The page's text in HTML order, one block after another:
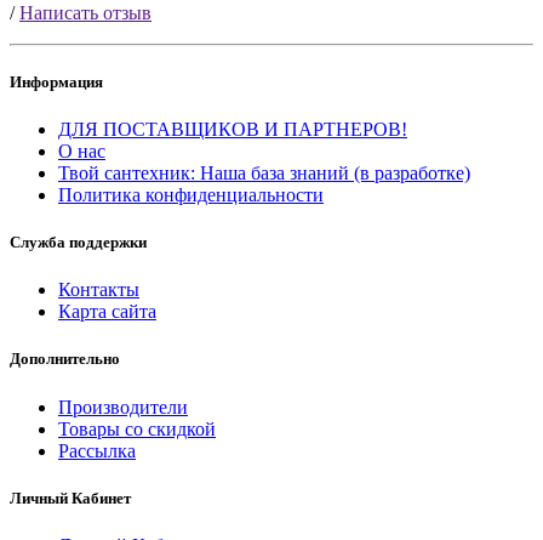
/Написать отзыв
Информация
ДЛЯ ПОСТАВЩИКОВ И ПАРТНЕРОВ!
О нас
Твой сантехник: Наша база знаний (в разработке)
Политика конфиденциальности
Служба поддержки
Контакты
Карта сайта
Дополнительно
Производители
Товары со скидкой
Рассылка
Личный Кабинет